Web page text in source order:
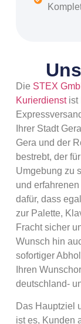
Die STEX
Kurierdienstist
Ihrer Stadt
Gera und der
bestrebt, der
Umgebung zu
und
dafür, dass
zur Palette,
Fracht sicher
Wunsch hin
sofortiger
Ihren
deutschland-
Das Hauptziel
ist es, Kunden